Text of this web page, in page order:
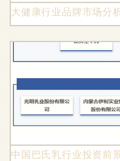
大健康行业品牌市场分
中国巴氏乳行业投资前